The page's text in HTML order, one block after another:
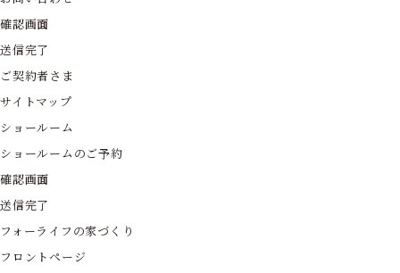
確認画面
送信完了
ご契約者さま
サイトマップ
ショールーム
ショールームのご予約
確認画面
送信完了
フォーライフの家づくり
フロントページ